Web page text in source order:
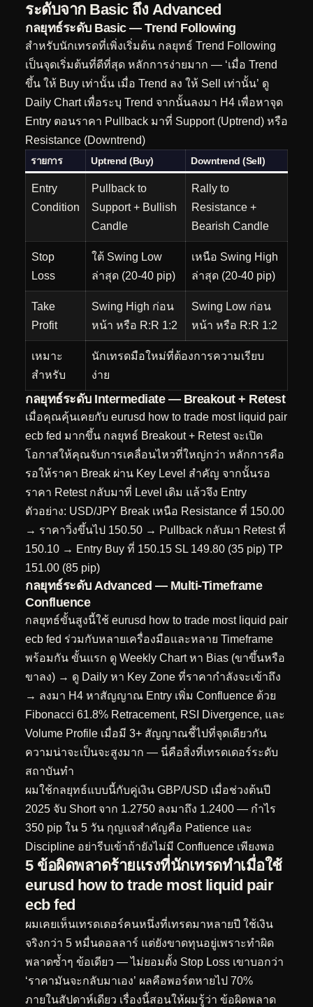
ระดับจาก Basic ถึง Advanced
กลยุทธ์ระดับ Basic — Trend Following
สำหรับนักเทรดที่เพิ่งเริ่มต้น กลยุทธ์ Trend Following
เป็นจุดเริ่มต้นที่ดีที่สุด หลักการง่ายมาก — ‘เมื่อ Trend
ขึ้น ให้ Buy เท่านั้น เมื่อ Trend ลง ให้ Sell เท่านั้น’ ดู
Daily Chart เพื่อระบุ Trend จากนั้นลงมา H4 เพื่อหาจุด
Entry ตอนราคา Pullback มาที่ Support (Uptrend) หรือ
Resistance (Downtrend)
รายการ Uptrend (Buy) Downtrend (Sell)
Entry
Condition
Pullback to
Support + Bullish
Candle
Rally to
Resistance +
Bearish Candle
Stop
Loss
ใต้ Swing Low
ล่าสุด (20-40 pip)
เหนือ Swing High
ล่าสุด (20-40 pip)
Take
Profit
Swing High ก่อน
หน้า หรือ R:R 1:2
Swing Low ก่อน
หน้า หรือ R:R 1:2
เหมาะ
สำหรับ
นักเทรดมือใหม่ที่ต้องการความเรียบ
ง่าย
กลยุทธ์ระดับ Intermediate — Breakout + Retest
เมื่อคุณคุ้นเคยกับ eurusd how to trade most liquid pair
ecb fed มากขึ้น กลยุทธ์ Breakout + Retest จะเปิด
โอกาสให้คุณจับการเคลื่อนไหวที่ใหญ่กว่า หลักการคือ
รอให้ราคา Break ผ่าน Key Level สำคัญ จากนั้นรอ
ราคา Retest กลับมาที่ Level เดิม แล้วจึง Entry
ตัวอย่าง: USD/JPY Break เหนือ Resistance ที่ 150.00
→ ราคาวิ่งขึ้นไป 150.50 → Pullback กลับมา Retest ที่
150.10 → Entry Buy ที่ 150.15 SL 149.80 (35 pip) TP
151.00 (85 pip)
กลยุทธ์ระดับ Advanced — Multi-Timeframe
Confluence
กลยุทธ์ขั้นสูงนี้ใช้ eurusd how to trade most liquid pair
ecb fed ร่วมกับหลายเครื่องมือและหลาย Timeframe
พร้อมกัน ขั้นแรก ดู Weekly Chart หา Bias (ขาขึ้นหรือ
ขาลง) → ดู Daily หา Key Zone ที่ราคากำลังจะเข้าถึง
→ ลงมา H4 หาสัญญาณ Entry เพิ่ม Confluence ด้วย
Fibonacci 61.8% Retracement, RSI Divergence, และ
Volume Profile เมื่อมี 3+ สัญญาณชี้ไปที่จุดเดียวกัน
ความน่าจะเป็นจะสูงมาก — นี่คือสิ่งที่เทรดเดอร์ระดับ
สถาบันทำ
ผมใช้กลยุทธ์แบบนี้กับคู่เงิน GBP/USD เมื่อช่วงต้นปี
2025 จับ Short จาก 1.2750 ลงมาถึง 1.2400 — กำไร
350 pip ใน 5 วัน กุญแจสำคัญคือ Patience และ
Discipline อย่ารีบเข้าถ้ายังไม่มี Confluence เพียงพอ
5 ข้อผิดพลาดร้ายแรงที่นักเทรดทำเมื่อใช้
eurusd how to trade most liquid pair
ecb fed
ผมเคยเห็นเทรดเดอร์คนหนึ่งที่เทรดมาหลายปี ใช้เงิน
จริงกว่า 5 หมื่นดอลลาร์ แต่ยังขาดทุนอยู่เพราะทำผิด
พลาดซ้ำๆ ข้อเดียว — ไม่ยอมตั้ง Stop Loss เขาบอกว่า
‘ราคามันจะกลับมาเอง’ ผลคือพอร์ตหายไป 70%
ภายในสัปดาห์เดียว เรื่องนี้สอนให้ผมรู้ว่า ข้อผิดพลาด